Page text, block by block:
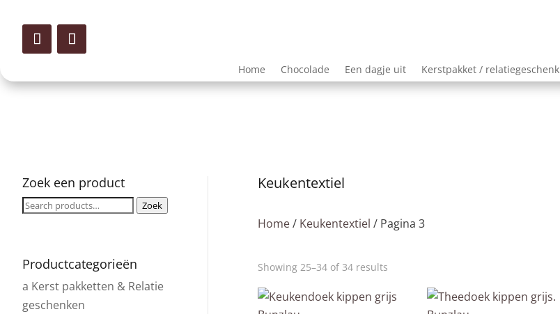
Home Chocolade Een dagje uit Kerstpakket / relatiegeschenk
Zoek een product
Zoeken
Zoek
Productcategorieën
a Kerst pakketten & Relatie
geschenken
Keukentextiel
Home/ Keukentextiel / Pagina 3
Showing 25–34 of 34 resultsSorted
price: